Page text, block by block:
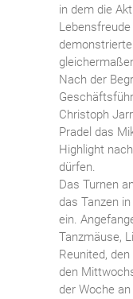
in dem die
Nach der
Christoph
Pradel das
Highlight
dürfen.
Das Turnen
das Tanzen
ein.
Tanzmäuse,
Reunited,
den
der Woche